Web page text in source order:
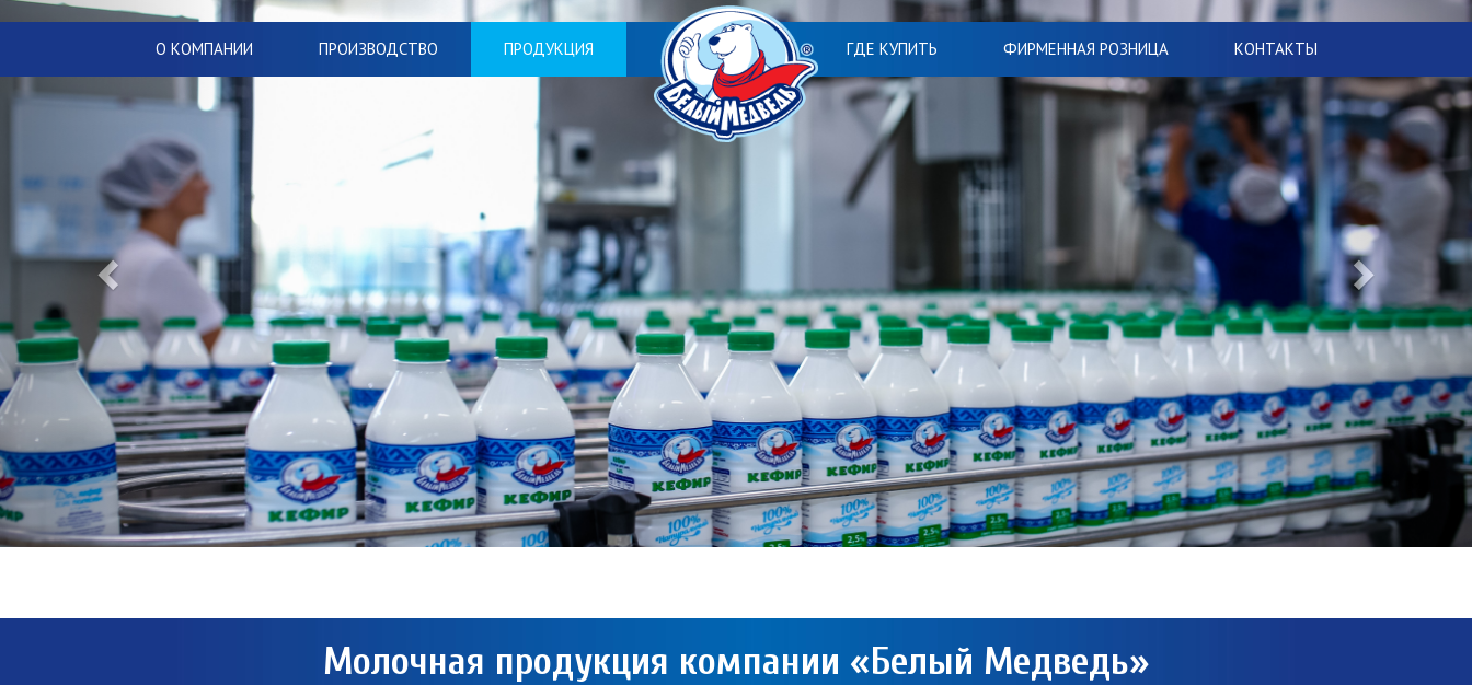
О КОМПАНИИ ПРОИЗВОДСТВО ПРОДУКЦИЯ ГДЕ КУПИТЬ ФИРМЕННАЯ РОЗНИЦА КОНТАКТЫ
Молочная продукция компании «Белый Медведь»